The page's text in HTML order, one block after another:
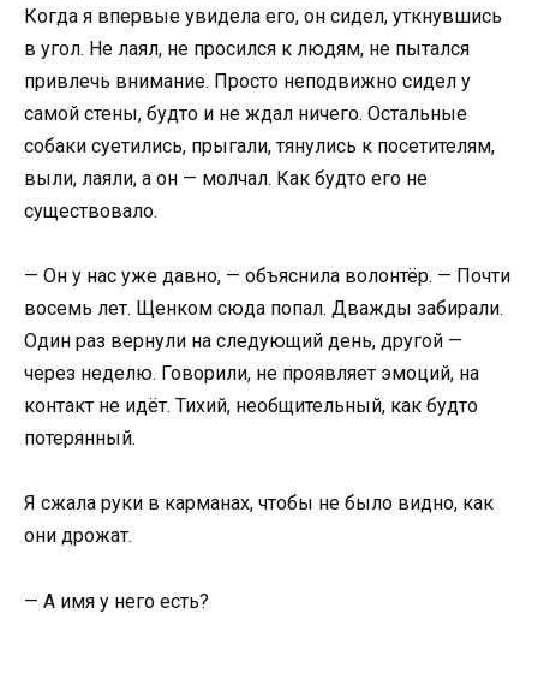
Когда я впервые увидела его, он сидел, уткнувшись
в угол. Не лаял, не просился к людям, не пытался
привлечь внимание. Просто неподвижно сидел у
самой стены, будто и не ждал ничего. Остальные
собаки суетились, прыгали, тянулись к посетителям,
выли, лаяли, а он — молчал. Как будто его не
существовало.
— Он у нас уже давно, — объяснила волонтёр. — Почти
восемь лет. Щенком сюда попал. Дважды забирали.
Один раз вернули на следующий день, другой —
через неделю. Говорили, не проявляет эмоций, на
контакт не идёт. Тихий, необщительный, как будто
потерянный.
Я сжала руки в карманах, чтобы не было видно, как
они дрожат.
— А имя у него есть?